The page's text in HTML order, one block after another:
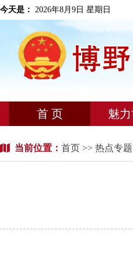
今天是： 2026年8月9日 星期日
首 页 魅
当前位置： 首页 >> 热点专题